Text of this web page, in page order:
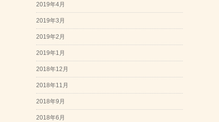
2019年4月
2019年3月
2019年2月
2019年1月
2018年12月
2018年11月
2018年9月
2018年6月